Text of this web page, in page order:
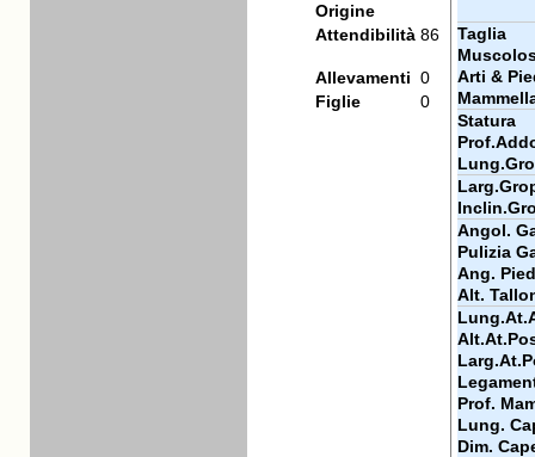
Origine
Attendibilità 86
Allevamenti 0
Figlie
0
Taglia
Arti &
Statura
Angol.
Pulizia
Ang.
Alt.
Prof.
Lung.
Dim.